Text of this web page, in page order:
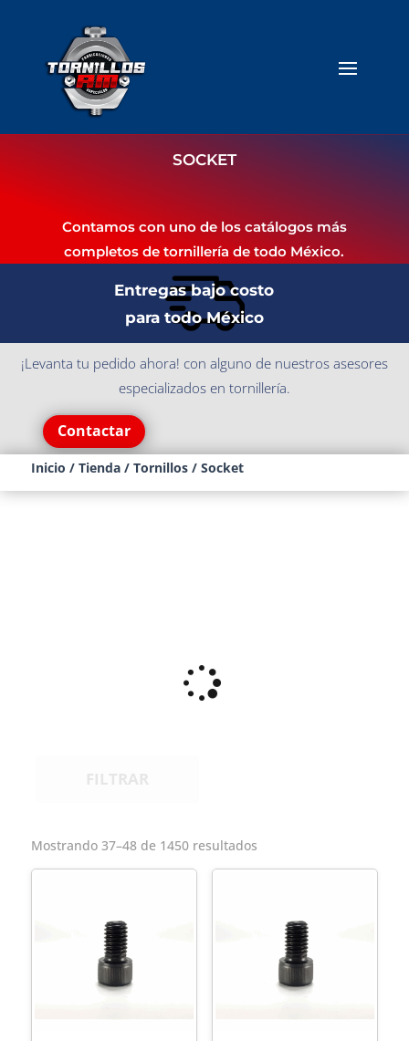
SOCKET
Contamos con uno de los catálogos más
completos de tornillería de todo México.
Entregas bajo costo
para todo México
¡Levanta tu pedido ahora! con alguno de nuestros asesores
especializados en tornillería.
Contactar
Inicio / Tienda/ Tornillos/ Socket
Mostrando 37–48 de 1450 resultados